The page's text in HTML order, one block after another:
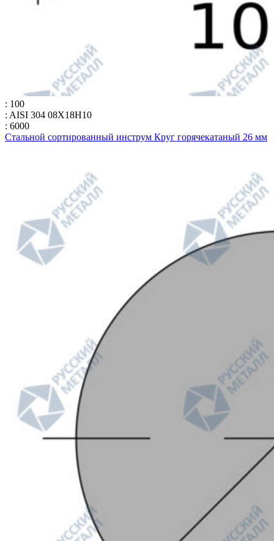
: 100
: AISI 304 08Х18Н10
: 6000
Стальной сортированный инструм Круг горячекатаный 26 мм